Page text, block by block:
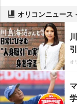
オリコンニュース
オ